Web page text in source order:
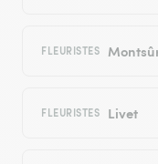
FLEURISTES
FLEURISTES Livet